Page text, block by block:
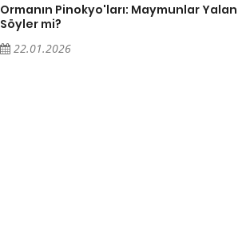
Ormanın Pinokyo'ları: Maymunlar Yalan
Söyler mi?
22.01.2026